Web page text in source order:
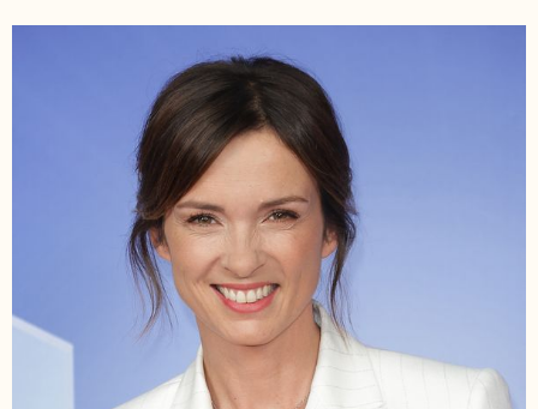
maladie de Charcot à
l’InterContinental
Paris Le Grand le 9
avril 2026. © Coadic
Guirec/Bestimage
2026. © Coadic
Guirec/Bestimage